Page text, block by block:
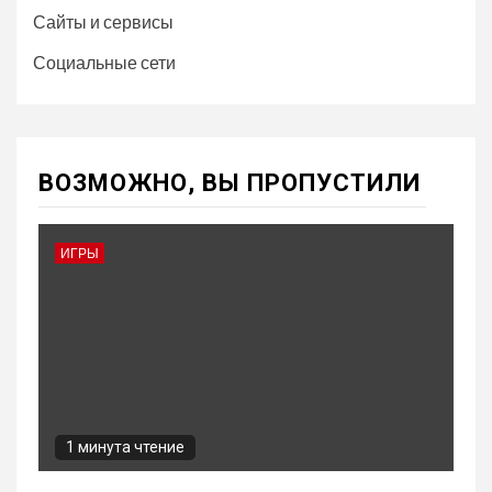
Сайты и сервисы
Социальные сети
ВОЗМОЖНО, ВЫ ПРОПУСТИЛИ
ИГРЫ
1 минута чтение